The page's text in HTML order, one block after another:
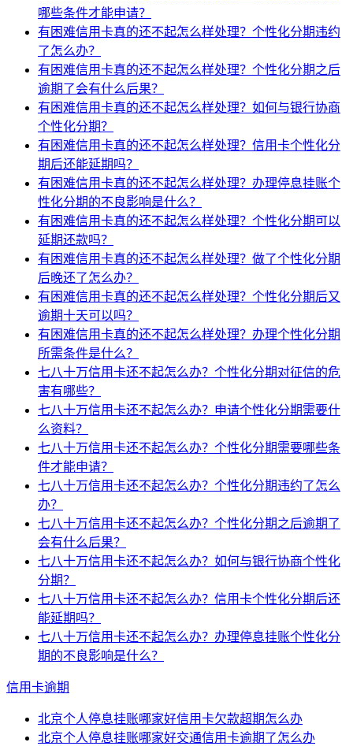
哪些条件才能申请？
有困难信用卡真的还不起怎么样处理？个性化分期违约
了怎么办？
有困难信用卡真的还不起怎么样处理？个性化分期之后
逾期了会有什么后果？
有困难信用卡真的还不起怎么样处理？如何与银行协商
个性化分期？
有困难信用卡真的还不起怎么样处理？信用卡个性化分
期后还能延期吗？
有困难信用卡真的还不起怎么样处理？办理停息挂账个
性化分期的不良影响是什么？
有困难信用卡真的还不起怎么样处理？个性化分期可以
延期还款吗？
有困难信用卡真的还不起怎么样处理？做了个性化分期
后晚还了怎么办？
有困难信用卡真的还不起怎么样处理？个性化分期后又
逾期十天可以吗？
有困难信用卡真的还不起怎么样处理？办理个性化分期
所需条件是什么？
七八十万信用卡还不起怎么办？个性化分期对征信的危
害有哪些？
七八十万信用卡还不起怎么办？申请个性化分期需要什
么资料？
七八十万信用卡还不起怎么办？个性化分期需要哪些条
件才能申请？
七八十万信用卡还不起怎么办？个性化分期违约了怎么
办？
七八十万信用卡还不起怎么办？个性化分期之后逾期了
会有什么后果？
七八十万信用卡还不起怎么办？如何与银行协商个性化
分期？
七八十万信用卡还不起怎么办？信用卡个性化分期后还
能延期吗？
七八十万信用卡还不起怎么办？办理停息挂账个性化分
期的不良影响是什么？
信用卡逾期
北京个人停息挂账哪家好信用卡欠款超期怎么办
北京个人停息挂账哪家好交通信用卡逾期了怎么办